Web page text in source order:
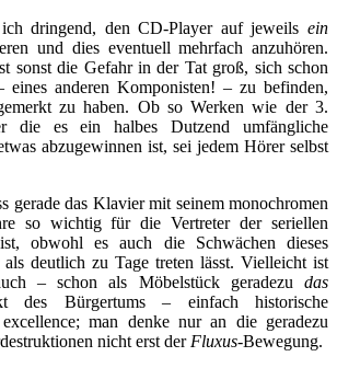
dringend, den CD-Player auf jeweils ein
und dies eventuell mehrfach anzuhören.
sonst die Gefahr in der Tat groß, sich schon
eines anderen Komponisten! – zu befinden,
zu haben. Ob so Werken wie der 3.
die es ein halbes Dutzend umfängliche
abzugewinnen ist, sei jedem Hörer selbst
gerade das Klavier mit seinem monochromen
so wichtig für die Vertreter der seriellen
obwohl es auch die Schwächen dieses
deutlich zu Tage treten lässt. Vielleicht ist
– schon als Möbelstück geradezu das
des Bürgertums – einfach historische
man denke nur an die geradezu
nicht erst der Fluxus-Bewegung.